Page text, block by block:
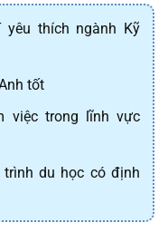
yêu thích ngành Kỹ
tốt
việc trong lĩnh vực
du học có định